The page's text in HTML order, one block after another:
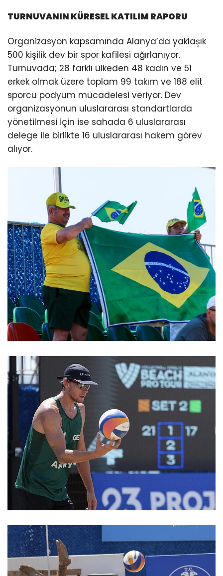
TURNUVANIN KÜRESEL KATILIM RAPORU
Organizasyon kapsamında Alanya’da yaklaşık
500 kişilik dev bir spor kafilesi ağırlanıyor.
Turnuvada; 28 farklı ülkeden 48 kadın ve 51
erkek olmak üzere toplam 99 takım ve 188 elit
sporcu podyum mücadelesi veriyor. Dev
organizasyonun uluslararası standartlarda
yönetilmesi için ise sahada 6 uluslararası
delege ile birlikte 16 uluslararası hakem görev
alıyor.